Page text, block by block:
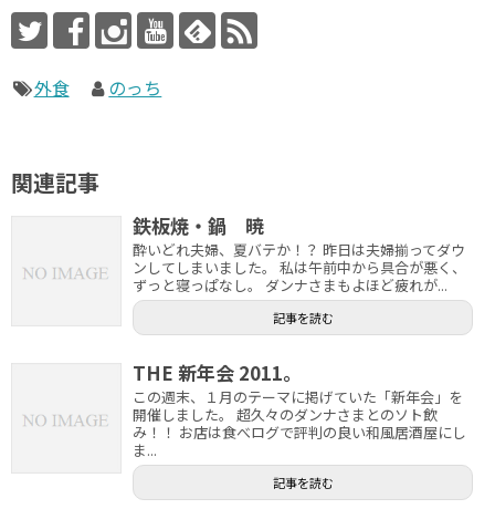
外食 のっち
関連記事
鉄板焼・鍋 暁
酔いどれ夫婦、夏バテか！？ 昨日は夫婦揃ってダウ
ンしてしまいました。 私は午前中から具合が悪く、
ずっと寝っぱなし。 ダンナさまもよほど疲れが...
記事を読む
THE 新年会 2011。
この週末、１月のテーマに掲げていた「新年会」を
開催しました。 超久々のダンナさまとのソト飲
み！！ お店は食べログで評判の良い和風居酒屋にし
ま...
記事を読む